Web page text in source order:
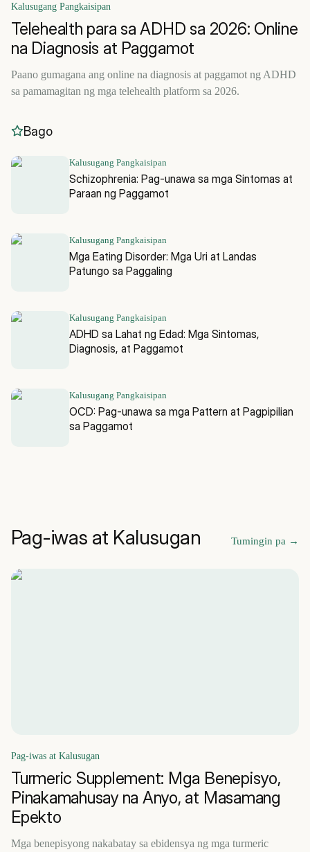
Kalusugang Pangkaisipan
Telehealth para sa ADHD sa 2026: Online
na Diagnosis at Paggamot
Paano gumagana ang online na diagnosis at paggamot ng ADHD
sa pamamagitan ng mga telehealth platform sa 2026.
Bago
Kalusugang Pangkaisipan
Schizophrenia: Pag-unawa sa mga Sintomas at
Paraan ng Paggamot
Kalusugang Pangkaisipan
Mga Eating Disorder: Mga Uri at Landas
Patungo sa Paggaling
Kalusugang Pangkaisipan
ADHD sa Lahat ng Edad: Mga Sintomas,
Diagnosis, at Paggamot
Kalusugang Pangkaisipan
OCD: Pag-unawa sa mga Pattern at Pagpipilian
sa Paggamot
Pag-iwas at Kalusugan Tumingin pa →
Pag-iwas at Kalusugan
Turmeric Supplement: Mga Benepisyo,
Pinakamahusay na Anyo, at Masamang
Epekto
Mga benepisyong nakabatay sa ebidensya ng mga turmeric